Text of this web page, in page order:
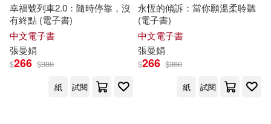
艾娃‧伊蘭 Eva Eland(3)
芥川龍之介（Akutagawa Ryūnosu
ke ，1892-1927）(2)
ke，1892-1927）(2)
時報出版(10) 中信出版社(6)
九州出版社(4)
安徽少年兒童出版社(4)
配送方式
幸福號列車2.0：隨時停靠，沒
有終點 (電子書)
中文電子書
張曼娟
$266 $380
紙
試閱
永恆的傾訴：當你願溫柔聆聽
(電子書)
中文電子書
張曼娟
$266 $380
紙
試閱